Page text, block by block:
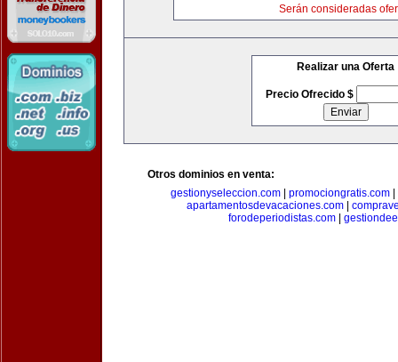
Serán consideradas
Realizar una Oferta
Precio Ofrecido $
Otros dominios en venta:
gestionyseleccion.com| promociongratis.com|
apartamentosdevacaciones.com|
forodeperiodistas.com